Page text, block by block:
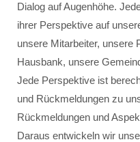
Dialog auf Augenhöhe.
ihrer Perspektive auf
unsere Mitarbeiter, unsere
Hausbank, unsere
Jede Perspektive ist
und Rückmeldungen zu
Rückmeldungen und
Daraus entwickeln wir